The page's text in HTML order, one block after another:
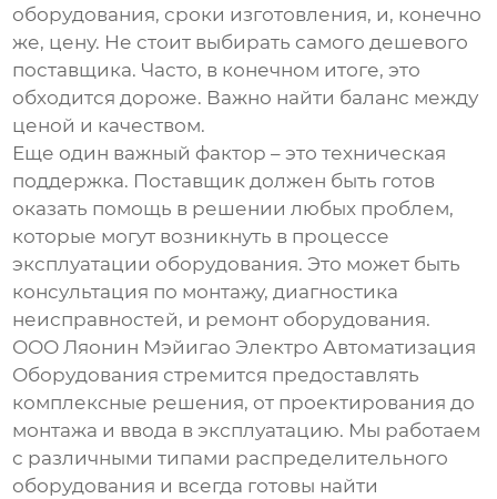
оборудования, сроки изготовления, и, конечно
же, цену. Не стоит выбирать самого дешевого
поставщика. Часто, в конечном итоге, это
обходится дороже. Важно найти баланс между
ценой и качеством.
Еще один важный фактор – это техническая
поддержка. Поставщик должен быть готов
оказать помощь в решении любых проблем,
которые могут возникнуть в процессе
эксплуатации оборудования. Это может быть
консультация по монтажу, диагностика
неисправностей, и ремонт оборудования.
ООО Ляонин Мэйигао Электро Автоматизация
Оборудования стремится предоставлять
комплексные решения, от проектирования до
монтажа и ввода в эксплуатацию. Мы работаем
с различными типами распределительного
оборудования и всегда готовы найти